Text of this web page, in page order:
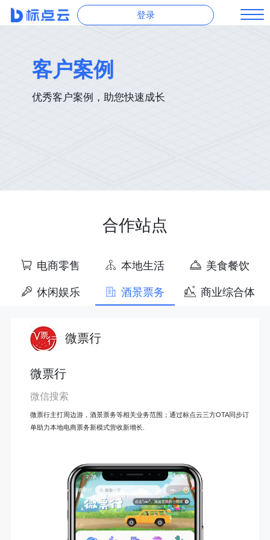
登录
客户案例
优秀客户案例，助您快速成长
合作站点
电商零售 本地生活 美食餐饮
休闲娱乐 酒景票务 商业综合体
微票行
微票行
微信搜索
微票行主打周边游，酒景票务等相关业务范围；通过标点云三方OTA同步订
单助力本地电商票务新模式营收新增长.